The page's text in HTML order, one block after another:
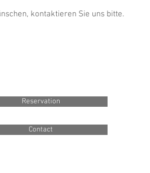
kontaktieren Sie uns bitte.
Reservation
Contact